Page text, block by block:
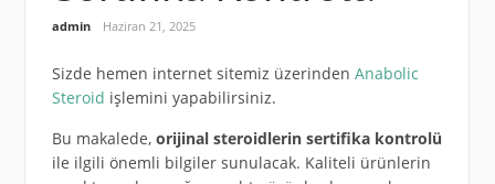
admin Haziran 21, 2025
Sizde hemen internet sitemiz üzerinden Anabolic
Steroid işlemini yapabilirsiniz.
Bu makalede, orijinal steroidlerin sertifika kontrolü
ile ilgili önemli bilgiler sunulacak. Kaliteli ürünlerin